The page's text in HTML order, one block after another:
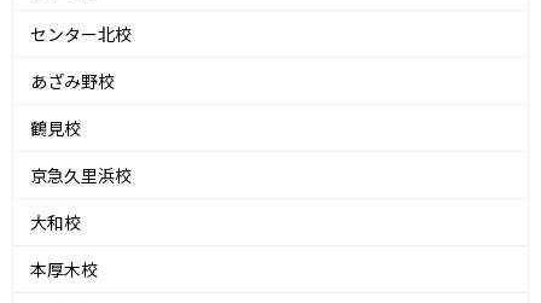
センター北校
あざみ野校
鶴見校
京急久里浜校
大和校
本厚木校